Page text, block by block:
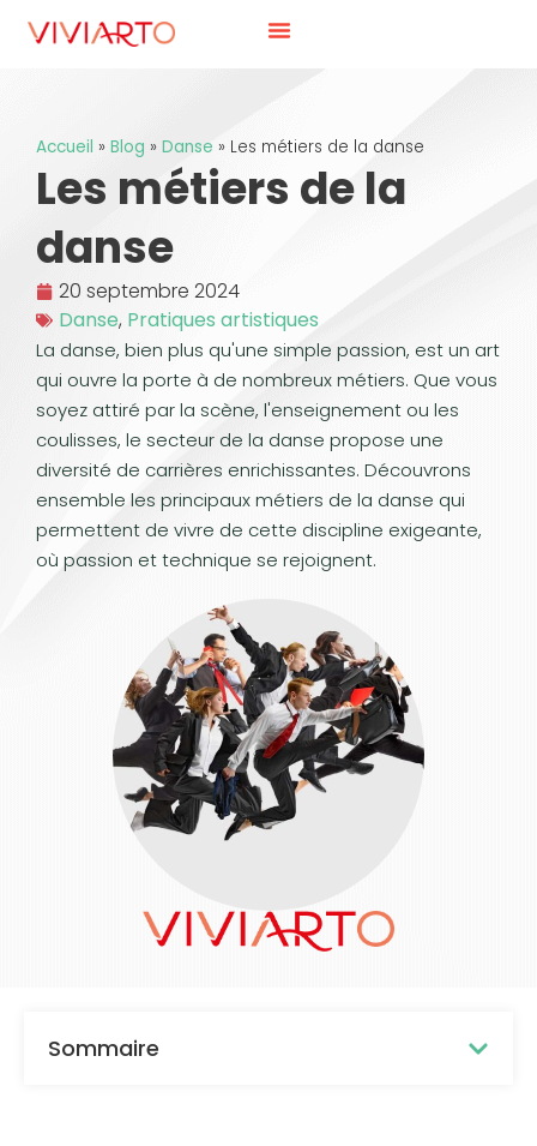
Accueil » Blog » Danse » Les métiers de la danse
Les métiers de la
danse
20 septembre 2024
Danse, Pratiques artistiques
La danse, bien plus qu'une simple passion, est un art
qui ouvre la porte à de nombreux métiers. Que vous
soyez attiré par la scène, l'enseignement ou les
coulisses, le secteur de la danse propose une
diversité de carrières enrichissantes. Découvrons
ensemble les principaux métiers de la danse qui
permettent de vivre de cette discipline exigeante,
où passion et technique se rejoignent.
Sommaire